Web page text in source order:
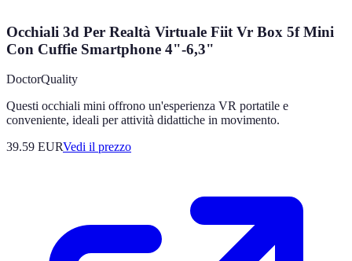
Occhiali 3d Per Realtà Virtuale Fiit Vr Box 5f Mini
Con Cuffie Smartphone 4"-6,3"
DoctorQuality
Questi occhiali mini offrono un'esperienza VR portatile e
conveniente, ideali per attività didattiche in movimento.
39.59 EURVedi il prezzo